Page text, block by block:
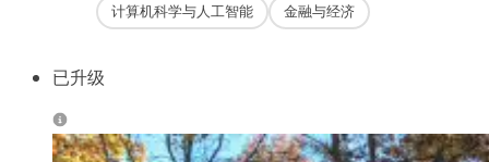
计算机科学与人工智能
金融与经济
已升级